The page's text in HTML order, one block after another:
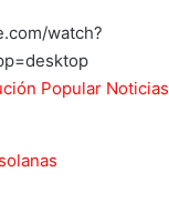
watch?
Popular Noticias